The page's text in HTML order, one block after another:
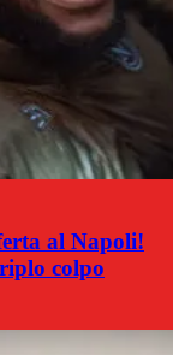
al Napoli!
colpo